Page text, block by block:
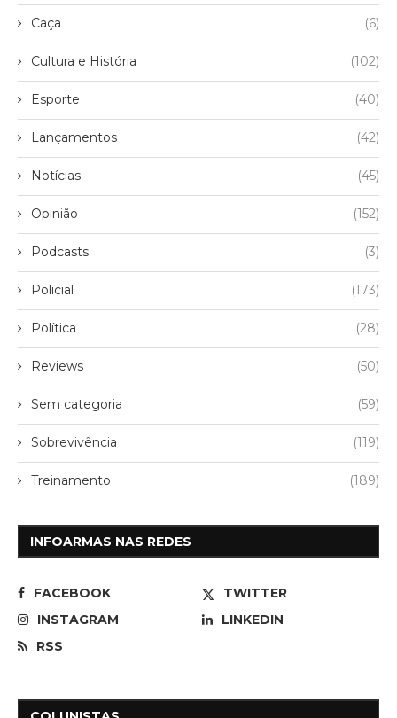
Caça (6)
Cultura e História (102)
Esporte (40)
Lançamentos (42)
Notícias (45)
Opinião (152)
Podcasts (3)
Policial (173)
Política (28)
Reviews (50)
Sem categoria (59)
Sobrevivência (119)
Treinamento (189)
INFOARMAS NAS REDES
FACEBOOK
TWITTER
INSTAGRAM
LINKEDIN
RSS